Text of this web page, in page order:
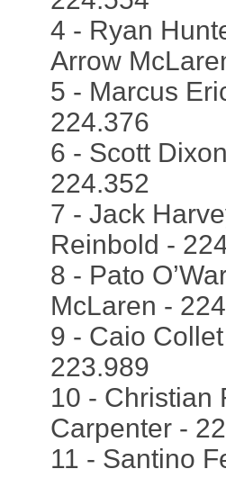
4 - Ryan
Arrow
5 - Marcus
224.376
6 - Scott
224.352
7 - Jack
Reinbold -
8 - Pato
McLaren -
9 - Caio
223.989
10 - Christian
Carpenter -
11 - Santino